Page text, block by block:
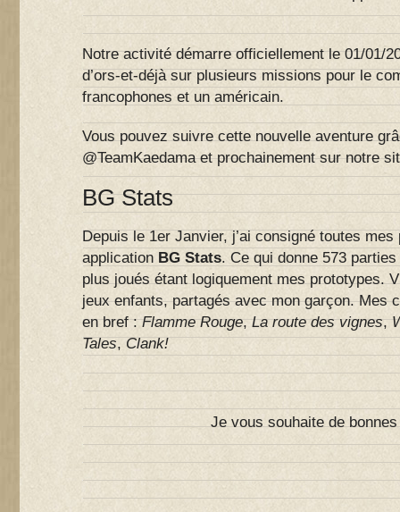
Notre activité démarre officiellement le 01/01/
d’ors-et-déjà sur plusieurs missions pour le
francophones et un américain.
Vous pouvez suivre cette nouvelle aventure
@TeamKaedama et prochainement sur notre
BG Stats
Depuis le 1er Janvier, j’ai consigné toutes mes
application BG Stats. Ce qui donne 573
plus joués étant logiquement mes prototypes.
jeux enfants, partagés avec mon garçon. Mes
en bref :Flamme Rouge,La route des vignes,
Tales,Clank!
Je vous souhaite de